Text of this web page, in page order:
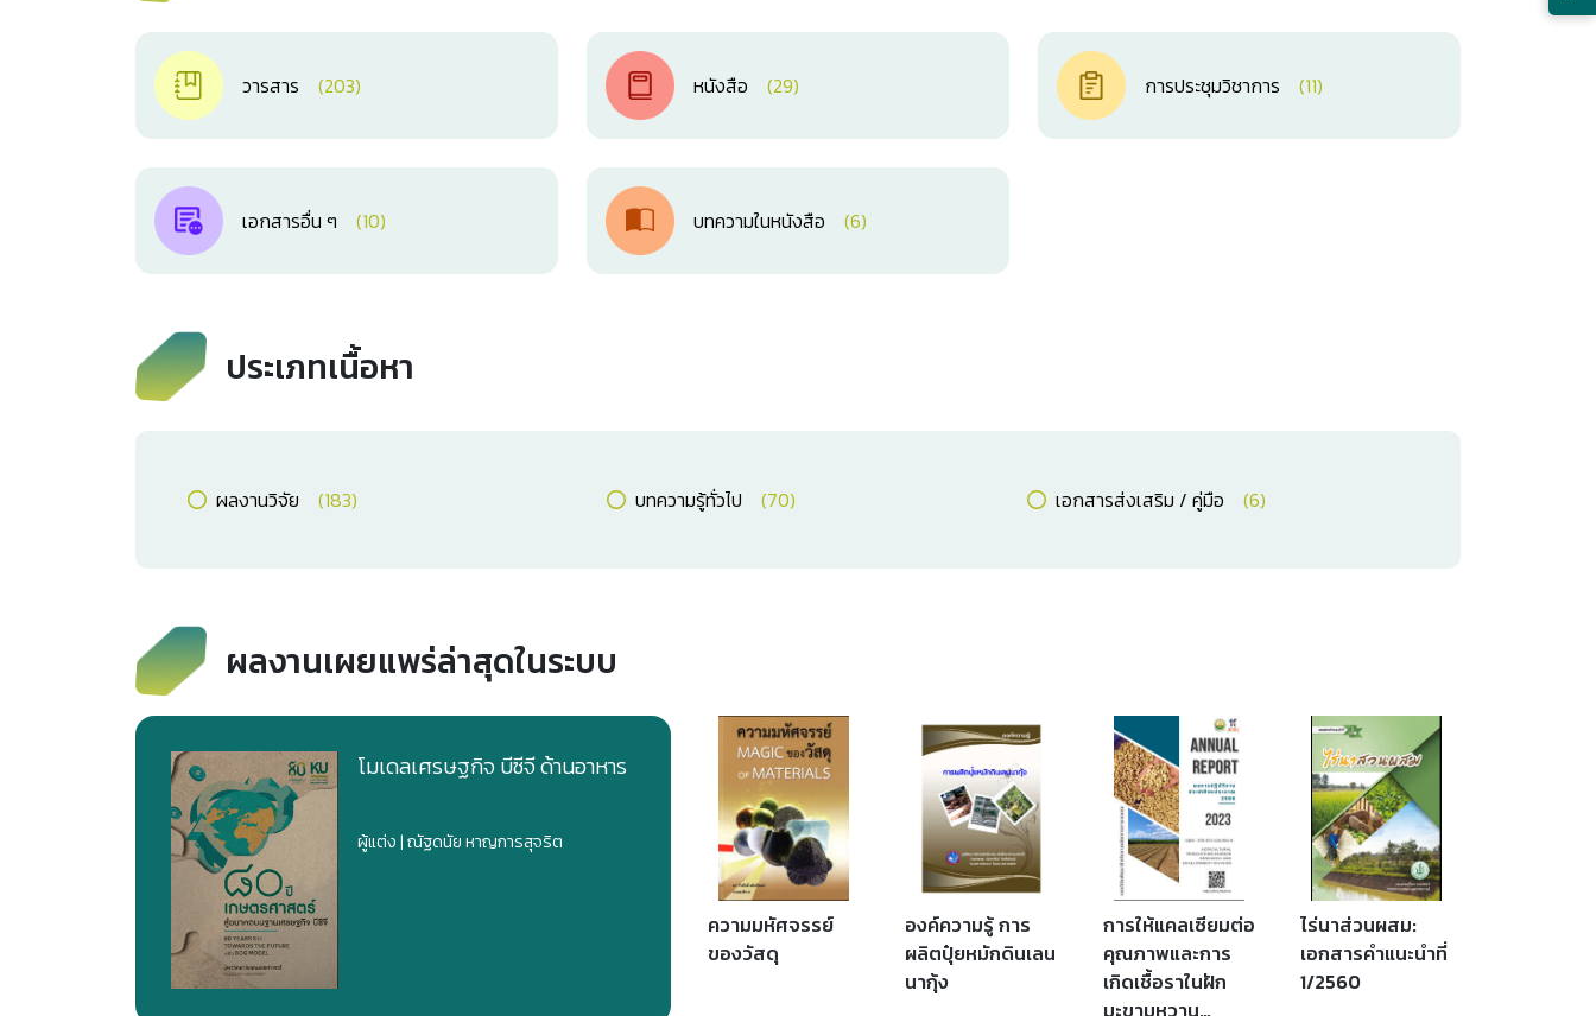
วารสาร (203) หนังสือ (29) การประชุมวิชาการ (11)
เอกสารอื่น ๆ (10) บทความในหนังสือ (6)
ประเภทเนื้อหา
ผลงานวิจัย (183) บทความรู้ทั่วไป (70) เอกสารส่งเสริม / คู่มือ (6)
ผลงานเผยแพร่ล่าสุดในระบบ
โมเดลเศรษฐกิจ บีซีจี ด้านอาหาร
ผู้แต่ง| ณัฐดนัย หาญการสุจริต
ความมหัศจรรย์
ของวัสดุ
องค์ความรู้ การ
ผลิตปุ๋ยหมักดินเลน
นากุ้ง
การให้แคลเซียมต่อ
คุณภาพและการ
เกิดเชื้อราในฝัก
มะขามหวาน
ไร่นาส่วนผสม:
เอกสารคำแนะนำที่
1/2560